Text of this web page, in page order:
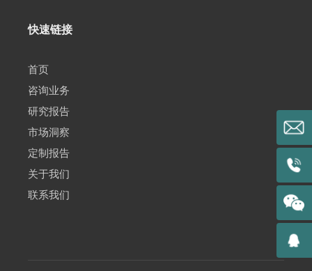
快速链接
首页
咨询业务
研究报告
市场洞察
定制报告
关于我们
联系我们